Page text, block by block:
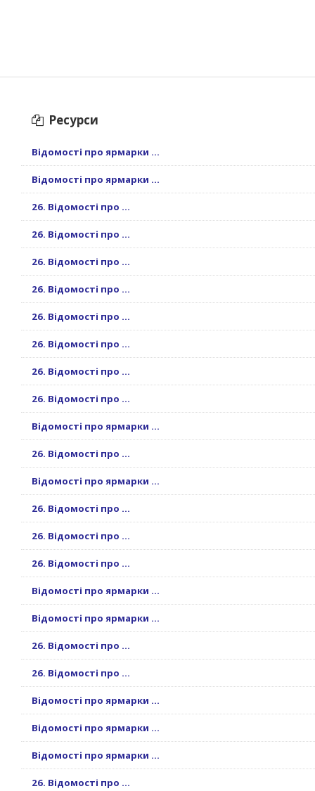
Ресурси
Відомості про ярмарки ...
Відомості про ярмарки ...
26. Відомості про ...
26. Відомості про ...
26. Відомості про ...
26. Відомості про ...
26. Відомості про ...
26. Відомості про ...
26. Відомості про ...
26. Відомості про ...
Відомості про ярмарки ...
26. Відомості про ...
Відомості про ярмарки ...
26. Відомості про ...
26. Відомості про ...
26. Відомості про ...
Відомості про ярмарки ...
Відомості про ярмарки ...
26. Відомості про ...
26. Відомості про ...
Відомості про ярмарки ...
Відомості про ярмарки ...
Відомості про ярмарки ...
26. Відомості про ...